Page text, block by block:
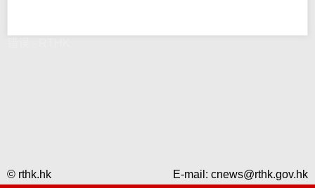
© rthk.hk E-mail: cnews@rthk.gov.hk